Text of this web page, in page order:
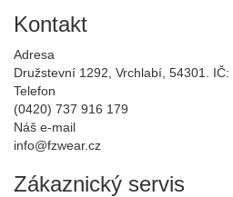
Kontakt
Adresa
Družstevní 1292, Vrchlabí, 54301. IČ:
Telefon
(0420) 737 916 179
Náš e-mail
info@fzwear.cz
Zákaznický servis